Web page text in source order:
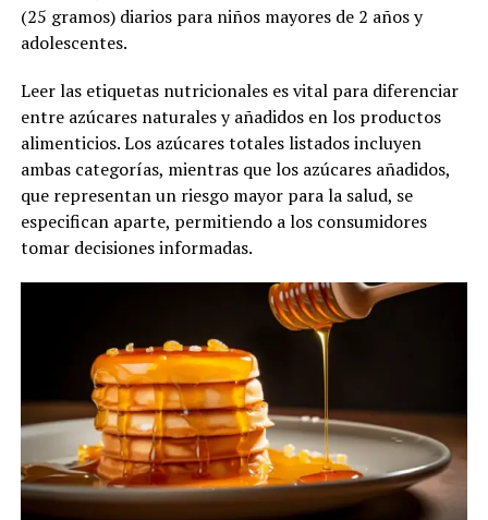
(25 gramos) diarios para niños mayores de 2 años y
adolescentes.
Leer las etiquetas nutricionales es vital para diferenciar
entre azúcares naturales y añadidos en los productos
alimenticios. Los azúcares totales listados incluyen
ambas categorías, mientras que los azúcares añadidos,
que representan un riesgo mayor para la salud, se
especifican aparte, permitiendo a los consumidores
tomar decisiones informadas.